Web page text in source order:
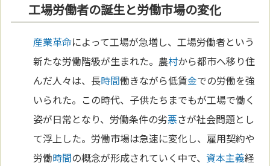
工場労働者の誕生と労働市場の変化
産業革命によって工場が急増し、工場労働者という
新たな労働階級が生まれた。農村から都市へ移り住
んだ人々は、長時間働きながら低賃金での労働を強
いられた。この時代、子供たちまでもが工場で働く
姿が日常となり、労働条件の劣悪さが社会問題とし
て浮上した。労働市場は急速に変化し、雇用契約や
労働時間の概念が形成されていく中で、 資本主義経